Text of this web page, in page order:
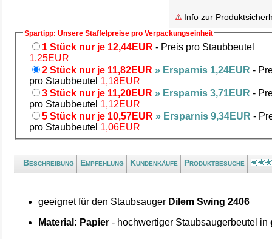
Info zur
Spartipp: Unsere Staffelpreise pro Verpackungseinheit
1 Stück nur je 12,44EUR - Preis pro Staubbeutel
1,25EUR
2 Stück nur je 11,82EUR » Ersparnis 1,24EUR -
pro Staubbeutel 1,18EUR
3 Stück nur je 11,20EUR » Ersparnis 3,71EUR -
pro Staubbeutel 1,12EUR
5 Stück nur je 10,57EUR » Ersparnis 9,34EUR -
pro Staubbeutel 1,06EUR
Beschreibung Empfehlung Kundenkäufe Produktbesuche
geeignet für den Staubsauger Dilem Swing 2406
Material: Papier - hochwertiger Staubsaugerbeutel in